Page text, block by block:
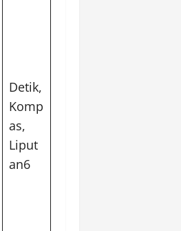
Detik,
Komp
as,
Liput
an6